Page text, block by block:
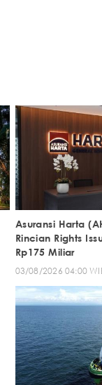
Asuransi Harta
Rincian Rights
Rp175 Miliar
03/08/2026 04:00